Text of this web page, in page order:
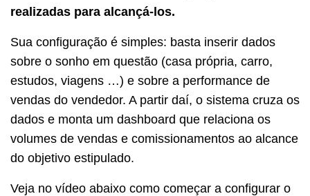
realizadas para alcançá-los.
Sua configuração é simples: basta inserir dados
sobre o sonho em questão (casa própria, carro,
estudos, viagens …) e sobre a performance de
vendas do vendedor. A partir daí, o sistema cruza os
dados e monta um dashboard que relaciona os
volumes de vendas e comissionamentos ao alcance
do objetivo estipulado.
Veja no vídeo abaixo como começar a configurar o